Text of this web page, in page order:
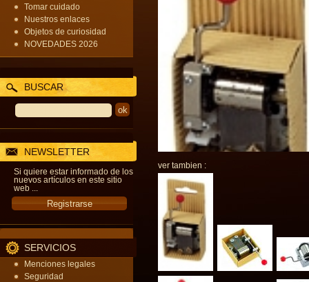
Tomar cuidado
Nuestros enlaces
Objetos de curiosidad
NOVEDADES 2026
BUSCAR
NEWSLETTER
Si quiere estar informado de los
nuevos artículos en este sitio
web ...
SERVICIOS
Menciones legales
Seguridad
ver tambien :